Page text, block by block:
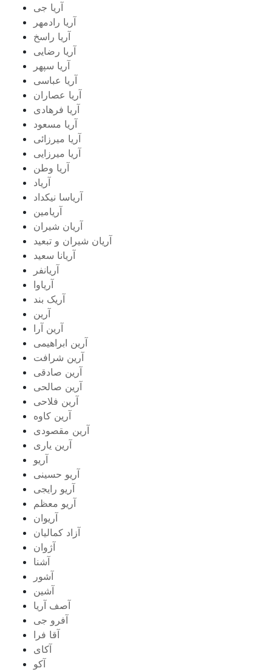
آریا جی
آریا رادمهر
آریا راسخ
آریا رضایی
آریا سپهر
آریا عباسی
آریا عصاران
آریا فرهادی
آریا مسعود
آریا میرزائی
آریا میرزایی
آریا وطن
آریاد
آریاسا نیکداد
آریامین
آریان شیران
آریان شیران و تبعید
آریانا سعید
آریانفر
آریاوا
آریک بند
آرین
آرین آرا
آرین ابراهیمی
آرین شرافت
آرین صادقی
آرین صالحی
آرین فلاحی
آرین کاوه
آرین مقصودی
آرین یاری
آریو
آریو حسینی
آریو رایجی
آریو معظم
آریوان
آزاد کمالیان
آژوان
آشنا
آشور
آشین
آصف آریا
آفرو جی
آقا فرا
آکای
آکو